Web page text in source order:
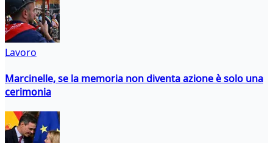
Lavoro
Marcinelle, se la memoria non diventa azione è solo una
cerimonia